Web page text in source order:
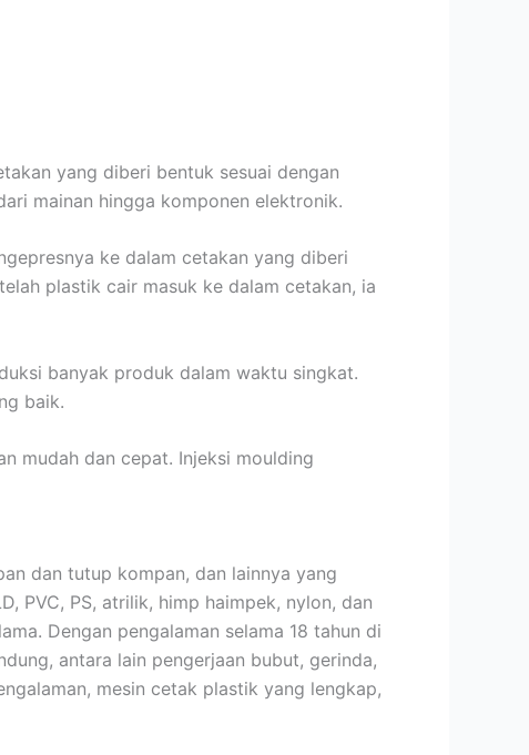
yang diberi bentuk sesuai dengan
mainan hingga komponen elektronik.
ke dalam cetakan yang diberi
plastik cair masuk ke dalam cetakan, ia
banyak produk dalam waktu singkat.
baik.
mudah dan cepat. Injeksi moulding
dan tutup kompan, dan lainnya yang
PVC, PS, atrilik, himp haimpek, nylon, dan
Dengan pengalaman selama 18 tahun di
antara lain pengerjaan bubut, gerinda,
mesin cetak plastik yang lengkap,